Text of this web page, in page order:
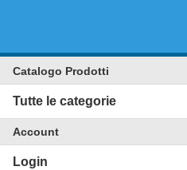
Catalogo Prodotti
Tutte le categorie
Account
Login